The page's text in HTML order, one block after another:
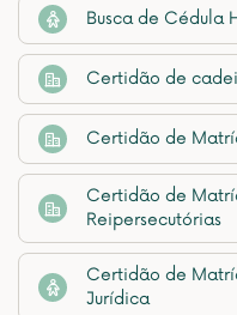
Busca de Cédula
Certidão de
Certidão de
Certidão de
Reipersecutórias
Certidão de
Jurídica